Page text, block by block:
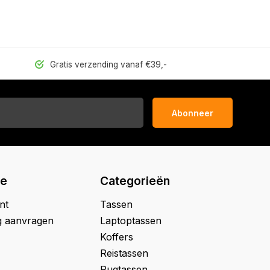
Gratis verzending vanaf €39,-
Abonneer
aanvragen
Categorieën
Tassen
Laptoptassen
Koffers
Reistassen